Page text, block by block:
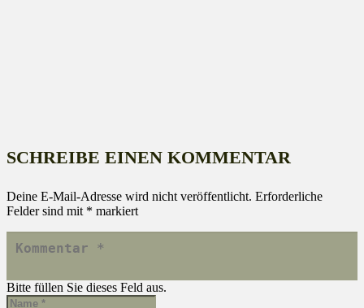
SCHREIBE EINEN KOMMENTAR
Deine E-Mail-Adresse wird nicht veröffentlicht. Erforderliche
Felder sind mit * markiert
Bitte füllen Sie dieses Feld aus.